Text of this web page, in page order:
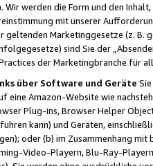
Wir werden die Form und den
mit unserer
geltenden Marketinggesetze (z. B.
sind Sie der
der Marketingbranche für
über Software und Geräte
eine Amazon-Website wie
Plug-ins, Browser Helper
kann) und Geräten,
oder (b) im Zusammenhang
Video-Playern, Blu-Ray-